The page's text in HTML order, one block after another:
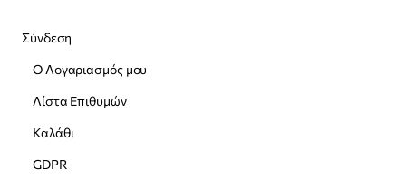
Σύνδεση
Ο Λογαριασμός μου
Λίστα Επιθυμών
Καλάθι
GDPR